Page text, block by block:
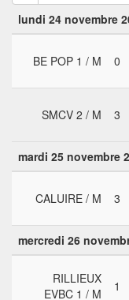
lundi 24 novembre
BE POP 1 / M 0
SMCV 2 / M 3
mardi 25 novembre
CALUIRE / M 3
mercredi 26
RILLIEUX
EVBC 1 / M
1